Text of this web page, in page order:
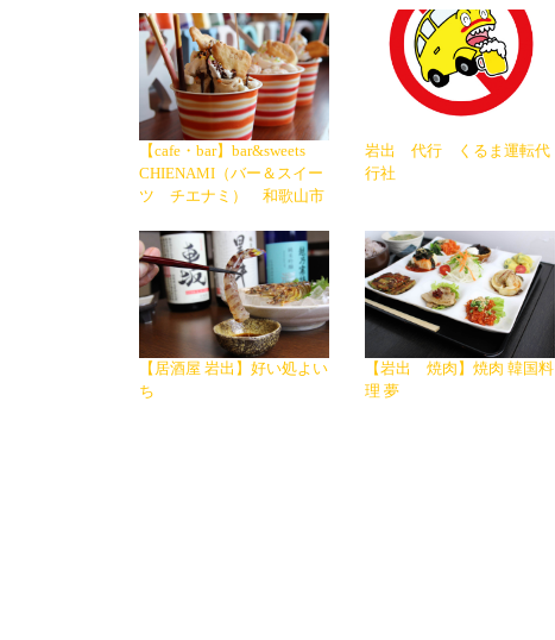
【cafe・bar】bar&sweets
CHIENAMI（バー＆スイー
ツ チエナミ） 和歌山市
岩出 代行 くるま運転代
行社
【居酒屋 岩出】好い処よい
ち
【岩出 焼肉】焼肉 韓国料
理 夢